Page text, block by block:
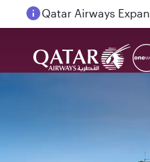
Passengers flying